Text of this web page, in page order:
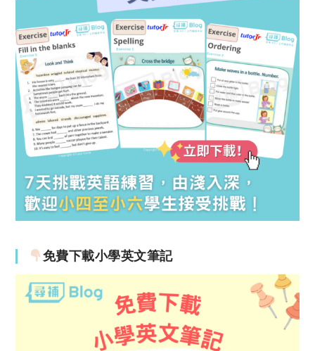
免費下載小學英文筆記